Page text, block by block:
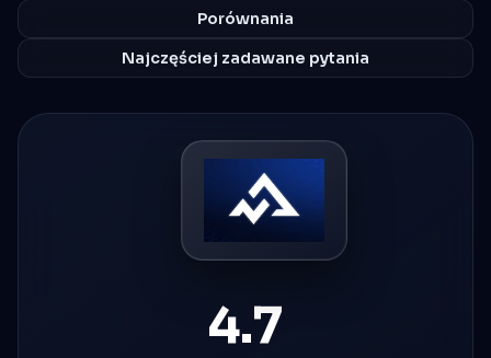
Porównania
Najczęściej zadawane pytania
4.7